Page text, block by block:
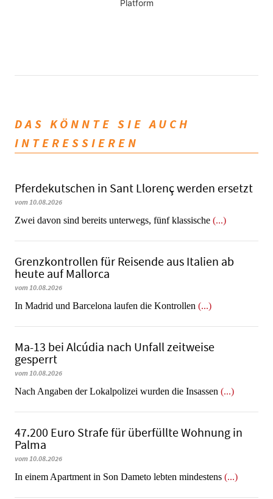
Platform
DAS KÖNNTE SIE AUCH
INTERESSIEREN
Pferdekutschen in Sant Llorenç werden ersetzt
vom 10.08.2026
Zwei davon sind bereits unterwegs, fünf klassische (...)
Grenzkontrollen für Reisende aus Italien ab
heute auf Mallorca
vom 10.08.2026
In Madrid und Barcelona laufen die Kontrollen (...)
Ma-13 bei Alcúdia nach Unfall zeitweise
gesperrt
vom 10.08.2026
Nach Angaben der Lokalpolizei wurden die Insassen (...)
47.200 Euro Strafe für überfüllte Wohnung in
Palma
vom 10.08.2026
In einem Apartment in Son Dameto lebten mindestens (...)